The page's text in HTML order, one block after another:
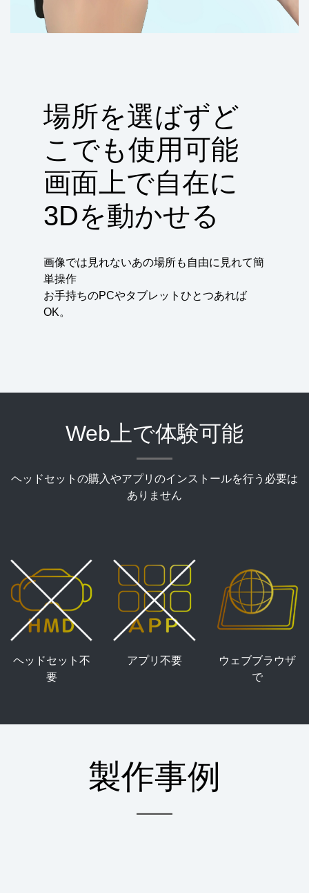
場所を選ばずど
こでも使用可能
画面上で自在に
3Dを動かせる
画像では見れないあの場所も自由に見れて簡
単操作
お手持ちのPCやタブレットひとつあれば
OK。
Web上で体験可能
ヘッドセットの購入やアプリのインストールを行う必要は
ありません
ヘッドセット不
要
アプリ不要
ウェブブラウザ
で
製作事例